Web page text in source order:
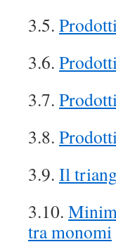
3.5.
3.6.
3.7.
3.8.
3.9. Il
3.10.
tra monomi